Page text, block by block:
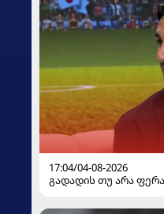
17:04/04-08-2026
გადადის თუ არა